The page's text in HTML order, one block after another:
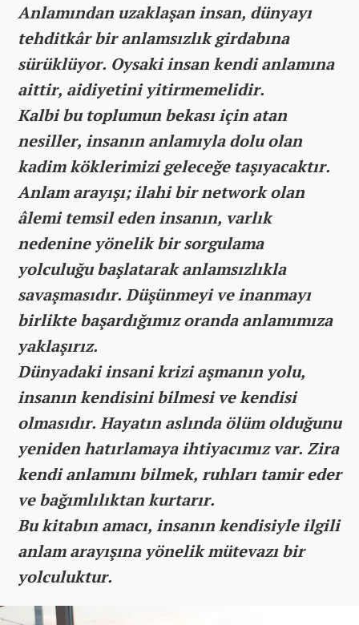
Anlamından uzaklaşan insan, dünyayı
tehditkâr bir anlamsızlık girdabına
sürüklüyor. Oysaki insan kendi anlamına
aittir, aidiyetini yitirmemelidir.
Kalbi bu toplumun bekası için atan
nesiller, insanın anlamıyla dolu olan
kadim köklerimizi geleceğe taşıyacaktır.
Anlam arayışı; ilahi bir network olan
âlemi temsil eden insanın, varlık
nedenine yönelik bir sorgulama
yolculuğu başlatarak anlamsızlıkla
savaşmasıdır. Düşünmeyi ve inanmayı
birlikte başardığımız oranda anlamımıza
yaklaşırız.
Dünyadaki insani krizi aşmanın yolu,
insanın kendisini bilmesi ve kendisi
olmasıdır. Hayatın aslında ölüm olduğunu
yeniden hatırlamaya ihtiyacımız var. Zira
kendi anlamını bilmek, ruhları tamir eder
ve bağımlılıktan kurtarır.
Bu kitabın amacı, insanın kendisiyle ilgili
anlam arayışına yönelik mütevazı bir
yolculuktur.